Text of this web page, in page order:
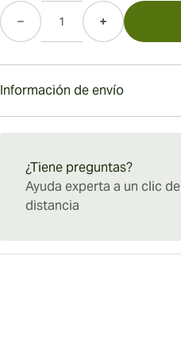
Cantidad
Información de envío
¿Tiene preguntas?
Ayuda experta a un clic de
distancia